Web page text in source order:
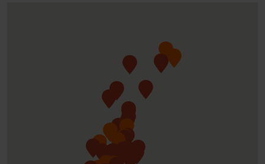
Skillingsfors
Sorsele
Stockholm
Sundsvall
Torsby Vällingby
Värmdö
Vetlanda